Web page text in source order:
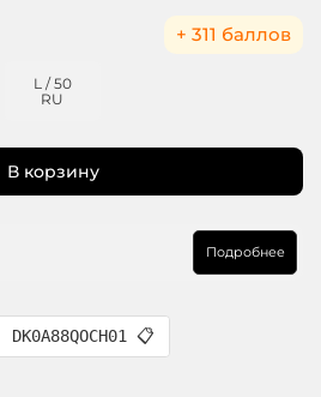
+ 311 баллов
DK0A88QOCH01 📋
В корзину
Подробнее
L / 50
RU